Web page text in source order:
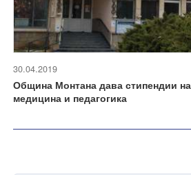
30.04.2019
Община Монтана дава стипендии
медицина и педагогика